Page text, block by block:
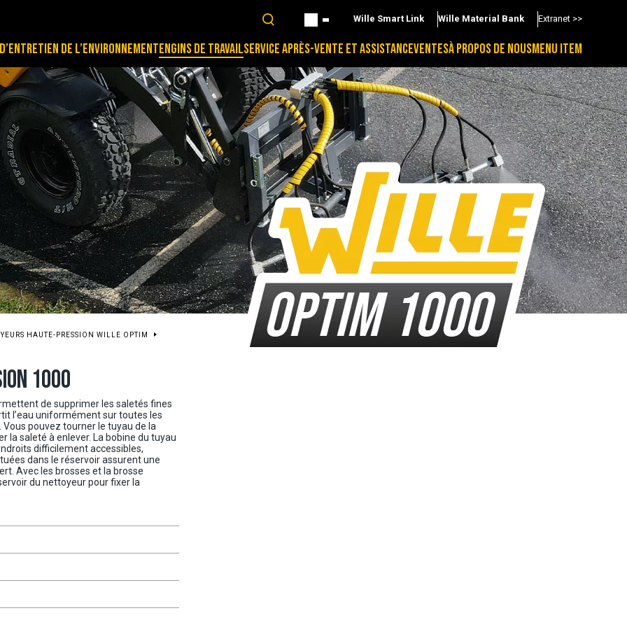
Wille Smart Link Wille Material Bank Extranet >>
DE L’ENVIRONNEMENTENGINS DE TRAVAILSERVICE APRÈS-VENTE ET ASSISTANCEVENTESÀ PROPOS DE NOUSMENU ITEM
HAUTE-PRESSION WILLE OPTIM
1000
de supprimer les saletés fines
l’eau uniformément sur toutes les
pouvez tourner le tuyau de la
la saleté à enlever. La bobine du tuyau
difficilement accessibles,
dans le réservoir assurent une
Avec les brosses et la brosse
du nettoyeur pour fixer la